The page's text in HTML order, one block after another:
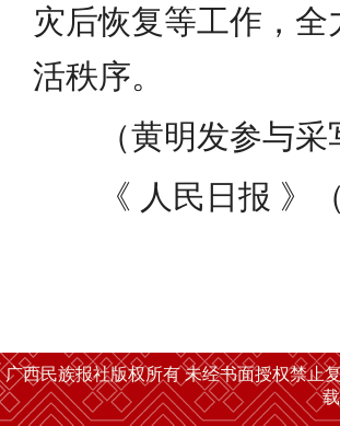
灾后恢复等工作，
活秩序。
（黄明发参与采
《 人民日报 》（
广西民族报社版权所有 未经书面授权禁止